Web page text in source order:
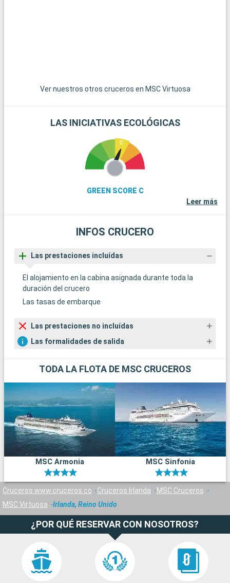
famosas regatas. Por último, los aficionados a la historia
Ver nuestros otros cruceros en MSC Virtuosa
LAS INICIATIVAS ECOLÓGICAS
GREEN SCORE C
Leer más
INFOS CRUCERO
Las prestaciones incluídas
El alojamiento en la cabina asignada durante toda la
duración del crucero
Las tasas de embarque
Las prestaciones no incluídas
Las formalidades de salida
TODA LA FLOTA DE MSC CRUCEROS
MSC Armonia MSC Sinfonia
Cruceros www.cruceros.co Cruceros Irlanda
MSC Cruceros
MSC Virtuosa
Irlanda, Reino Unido
¿POR QUÉ RESERVAR CON NOSOTROS?